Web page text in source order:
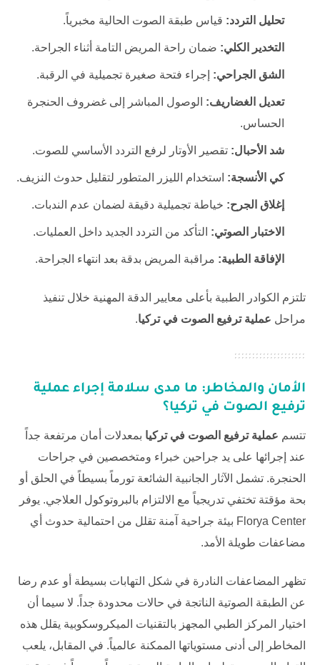
تحليل التردد: قياس طبقة الصوت الحالية مخبرياً.
التخدير الكلي: ضمان راحة المريض التامة أثناء الجراحة.
الشق الجراحي: إجراء فتحة صغيرة تجميلية في الرقبة.
تعديل الغضاريف: الوصول المباشر إلى غضروف الحنجرة
الحساس.
شد الأحبال: تقصير الأوتار لرفع التردد الأساسي للصوت.
كي الأنسجة: استخدام الليزر المتطور لتقليل حدوث النزيف.
إغلاق الجرح: خياطة تجميلية دقيقة لضمان عدم الندبات.
الاختبار الصوتي: التأكد من التردد الجديد داخل العمليات.
الإفاقة الطبية: مراقبة المريض بدقة بعد انتهاء الجراحة.
تلتزم الكوادر الطبية بأعلى معايير الدقة المهنية خلال تنفيذ
مراحل عملية ترفيع الصوت في تركيا.
الأمان والمخاطر: ما مدى سلامة إجراء عملية
ترفيع الصوت في تركيا؟
تتسم عملية ترفيع الصوت في تركيا بمعدلات أمان مرتفعة جداً
عند إجرائها على يد جراحين خبراء ومتخصصين في جراحات
الحنجرة. تشمل الآثار الجانبية الشائعة تورماً بسيطاً في الحلق أو
بحة مؤقتة تختفي تدريجياً مع الالتزام بالبروتوكول العلاجي. يوفر
Florya Center بيئة جراحية آمنة تقلل من احتمالية حدوث أي
مضاعفات طويلة الأمد.
تظهر المضاعفات النادرة في شكل التهابات بسيطة أو عدم رضا
عن الطبقة الصوتية الناتجة في حالات محدودة جداً. لا سيما أن
اختيار المركز الطبي المجهز بالتقنيات الميكروسكوبية يقلل هذه
المخاطر إلى أدنى مستوياتها الممكنة عالمياً. في المقابل، يلعب